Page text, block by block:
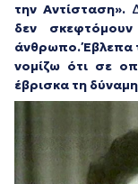
την Αντίσταση».
δεν
άνθρωπο. Έβλεπα
νομίζω ότι σε
έβρισκα τη